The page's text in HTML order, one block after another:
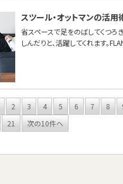
スツール・オットマンの活用
省スペースで足をのばしてくつろ
しんだりと、活躍してくれます。
2 3 4 5 6 7 8
21 次の10件へ